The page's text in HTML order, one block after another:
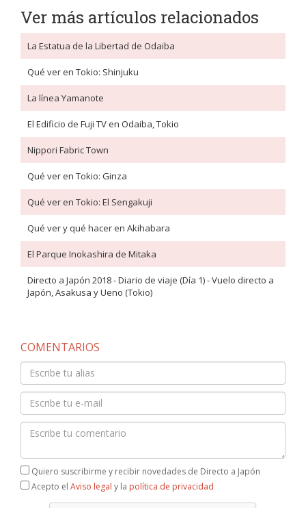
Ver más artículos relacionados
La Estatua de la Libertad de Odaiba
Qué ver en Tokio: Shinjuku
La línea Yamanote
El Edificio de Fuji TV en Odaiba, Tokio
Nippori Fabric Town
Qué ver en Tokio: Ginza
Qué ver en Tokio: El Sengakuji
Qué ver y qué hacer en Akihabara
El Parque Inokashira de Mitaka
Directo a Japón 2018 - Diario de viaje (Día 1) - Vuelo directo a
Japón, Asakusa y Ueno (Tokio)
COMENTARIOS
Quiero suscribirme y recibir novedades de Directo a Japón
Acepto el Aviso legal y la política de privacidad